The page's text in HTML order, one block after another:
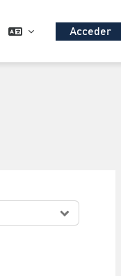
Acceder
cursos